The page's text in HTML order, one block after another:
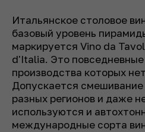
Итальянское столовое
базовый уровень
маркируется Vino da
d'Italia. Это повседневные
производства которых
Допускается смешивание
разных регионов и даже
используются и
международные сорта